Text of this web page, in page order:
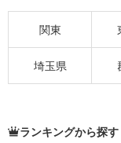
関東
埼玉県
ランキングから探す